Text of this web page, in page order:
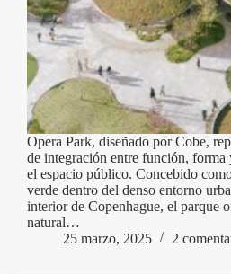
Opera Park, diseñado por Cobe,
de integración entre función, forma
el espacio público. Concebido
verde dentro del denso entorno
interior de Copenhague, el parque
natural…
25 marzo, 2025
2